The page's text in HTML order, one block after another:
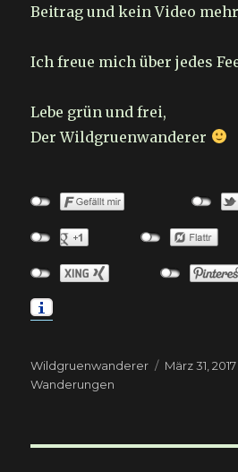
Beitrag und kein Video mehr
Ich freue mich über jedes
Lebe grün und frei,
Der Wildgruenwanderer
Autor
Wildgruenwanderer
Veröffentlicht
März 31, 2017
Wanderungen